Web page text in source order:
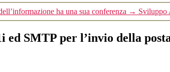
ha una sua conferenza → Sviluppo
ed SMTP per l’invio della